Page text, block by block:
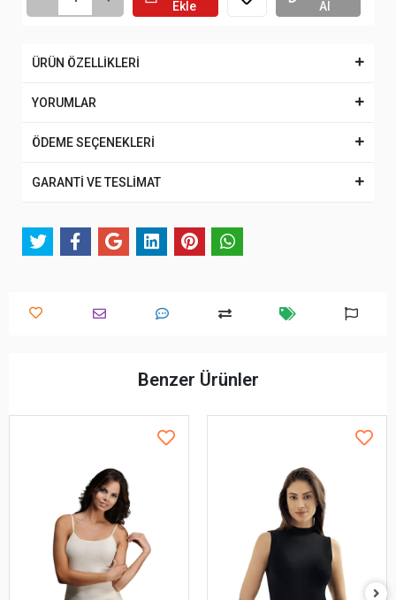
Ekle
Al
ÜRÜN ÖZELLİKLERİ
YORUMLAR
ÖDEME SEÇENEKLERİ
GARANTİ VE TESLİMAT
Benzer Ürünler